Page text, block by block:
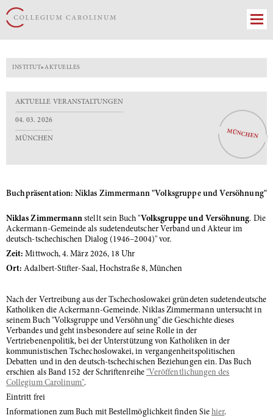
INSTITUT» AKTUELLES
AKTUELLE VERANSTALTUNGEN
04. 03. 2026
MÜNCHEN MÜNCHEN
Buchpräsentation: Niklas Zimmermann "Volksgruppe und Versöhnung"
Niklas Zimmermann stellt sein Buch "Volksgruppe und Versöhnung. Die
Ackermann-Gemeinde als sudetendeutscher Verband und Akteur im
deutsch-tschechischen Dialog (1946–2004)" vor.
Zeit:Mittwoch, 4. März 2026, 18 Uhr
Ort:Adalbert-Stifter-Saal, Hochstraße 8, München
Nach der Vertreibung aus der Tschechoslowakei gründeten sudetendeutsche
Katholiken die Ackermann-Gemeinde. Niklas Zimmermann untersucht in
seinem Buch "Volksgruppe und Versöhnung" die Geschichte dieses
Verbandes und geht insbesondere auf seine Rolle in der
Vertriebenenpolitik, bei der Unterstützung von Katholiken in der
kommunistischen Tschechoslowakei, in vergangenheitspolitischen
Debatten und in den deutsch-tschechischen Beziehungen ein. Das Buch
erschien als Band 152 der Schriftenreihe "Veröffentlichungen des
Collegium Carolinum".
Eintritt frei
Informationen zum Buch mit Bestellmöglichkeit finden Sie hier.